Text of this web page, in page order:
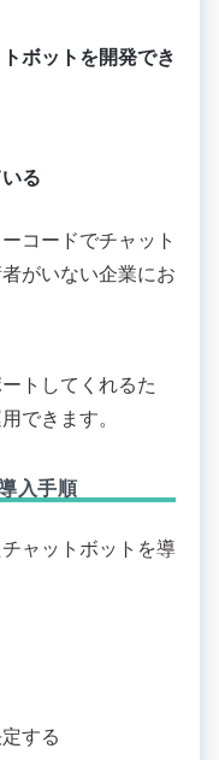
ボットを開発でき
る
コードでチャット
がいない企業にお
トしてくれるた
できます。
入手順
ャットボットを導
する